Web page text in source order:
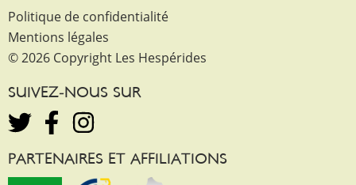
Politique de confidentialité
Mentions légales
© 2026 Copyright Les Hespérides
SUIVEZ-NOUS SUR
PARTENAIRES ET AFFILIATIONS